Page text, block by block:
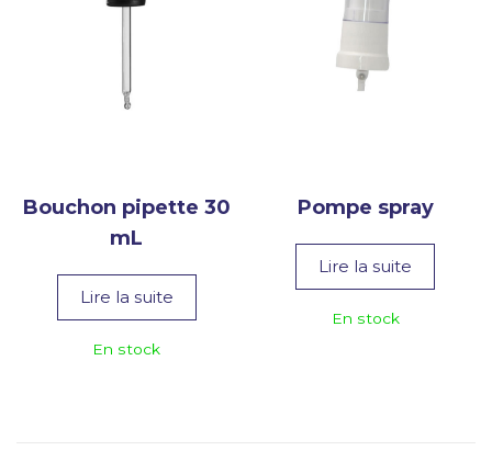
Bouchon pipette 30
mL
Lire la suite
En stock
Pompe spray
Lire la suite
En stock